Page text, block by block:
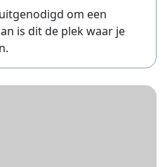
om een
is dit de plek waar je